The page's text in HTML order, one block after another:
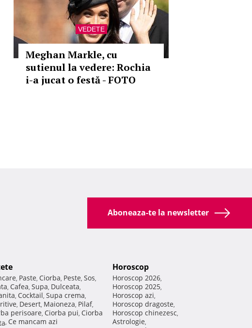
VEDETE
Meghan Markle, cu
sutienul la vedere: Rochia
i-a jucat o festă - FOTO
Aboneaza-te la newsletter
, Paste, Ciorba, Peste, Sos,
, Cafea, Supa, Dulceata,
, Cocktail, Supa crema,
, Desert, Maioneza, Pilaf,
perisoare, Ciorba pui, Ciorba
, Ce mancam azi
Horoscop
Horoscop 2026,
Horoscop 2025,
Horoscop azi,
Horoscop dragoste,
Horoscop chinezesc,
Astrologie,